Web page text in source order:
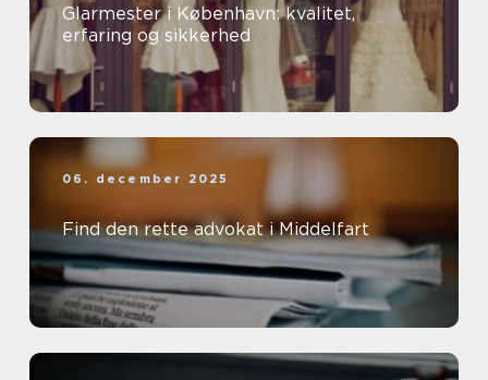
Glarmester i København: kvalitet,
erfaring og sikkerhed
06. december 2025
Find den rette advokat i Middelfart